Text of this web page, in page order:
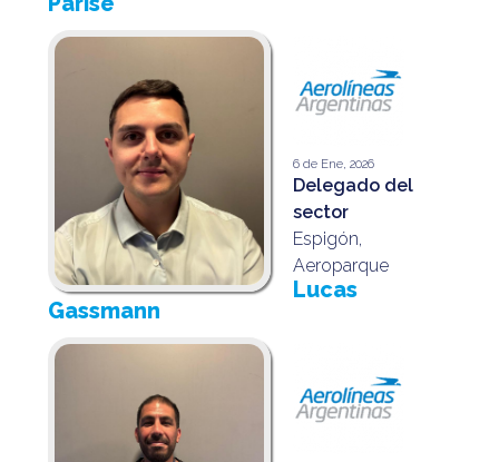
6 de Ene, 2026
Delegado del
sector
Espigón,
Aeroparque
Lucas
Gassmann
@apaeronauticos
(011) 4823 0294
@apa_oficial
info@apaeronauticos.org.ar
OTRAS SECCIONES
ELECCIÓN DE DELEGADXS
TURISMO